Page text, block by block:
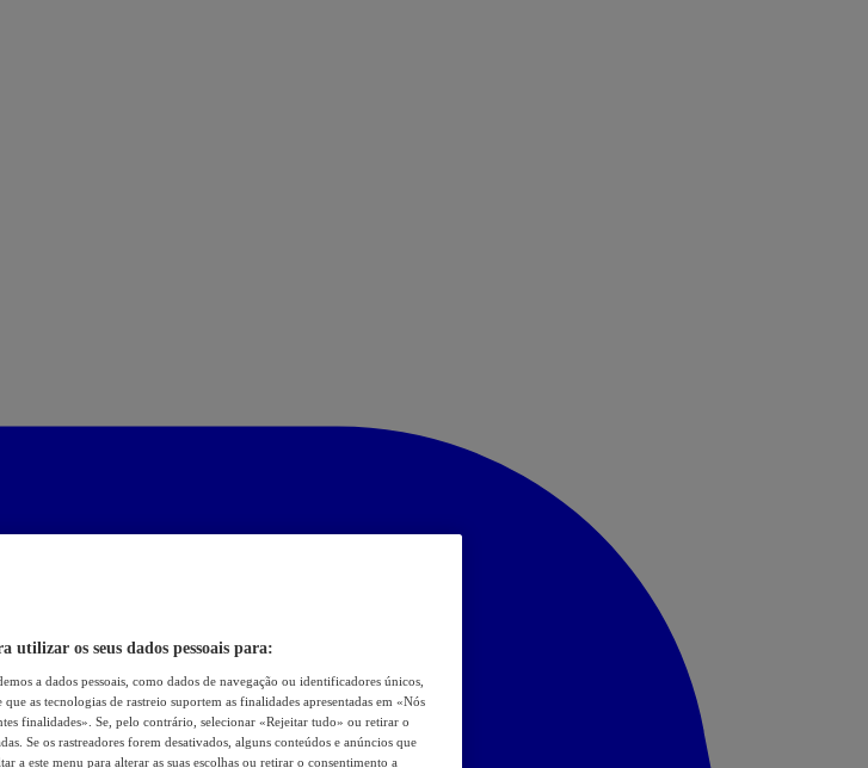
utilizar os seus dados pessoais para:
a dados pessoais, como dados de navegação ou identificadores únicos,
as tecnologias de rastreio suportem as finalidades apresentadas em «Nós
finalidades». Se, pelo contrário, selecionar «Rejeitar tudo» ou retirar o
Se os rastreadores forem desativados, alguns conteúdos e anúncios que
a este menu para alterar as suas escolhas ou retirar o consentimento a